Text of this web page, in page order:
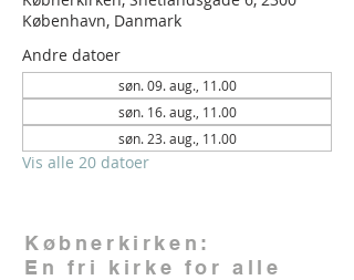
København, Danmark
Andre datoer
søn. 09. aug., 11.00
søn. 16. aug., 11.00
søn. 23. aug., 11.00
Vis alle 20 datoer
Købnerkirken:
En fri kirke for alle